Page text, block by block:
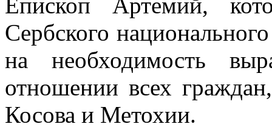
Епископ Артемий,
Сербского
на необходимость
отношении всех
Косова и Метохии.